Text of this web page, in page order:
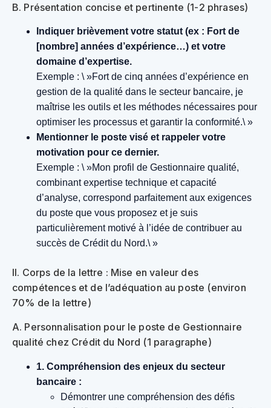
B. Présentation concise et pertinente (1-2 phrases)
Indiquer brièvement votre statut (ex : Fort de
[nombre] années d’expérience…) et votre
domaine d’expertise.
Exemple : \ »Fort de cinq années d’expérience en
gestion de la qualité dans le secteur bancaire, je
maîtrise les outils et les méthodes nécessaires pour
optimiser les processus et garantir la conformité.\ »
Mentionner le poste visé et rappeler votre
motivation pour ce dernier.
Exemple : \ »Mon profil de Gestionnaire qualité,
combinant expertise technique et capacité
d’analyse, correspond parfaitement aux exigences
du poste que vous proposez et je suis
particulièrement motivé à l’idée de contribuer au
succès de Crédit du Nord.\ »
II. Corps de la lettre : Mise en valeur des
compétences et de l’adéquation au poste (environ
70% de la lettre)
A. Personnalisation pour le poste de Gestionnaire
qualité chez Crédit du Nord (1 paragraphe)
1. Compréhension des enjeux du secteur
bancaire :
Démontrer une compréhension des défis